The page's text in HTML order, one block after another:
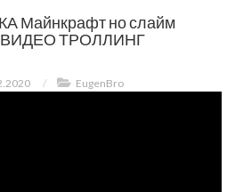
Майнкрафт но слайм
ТРОЛЛИНГ
/ EugenBro